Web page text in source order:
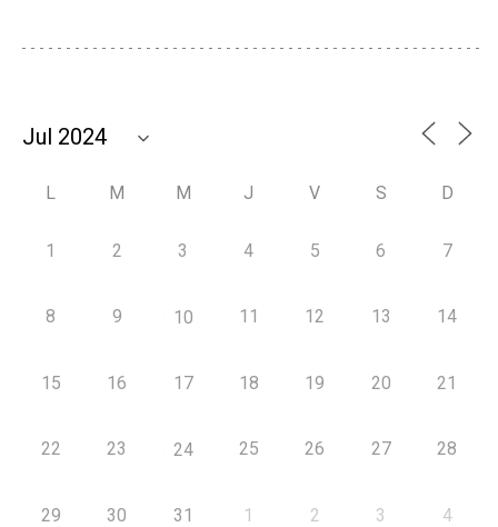
L M M J V S D
1 2 3 4 5 6 7
8 9 10 11 12 13 14
15 16 17 18 19 20 21
22 23 24 25 26 27 28
29 30 31 1 2 3 4